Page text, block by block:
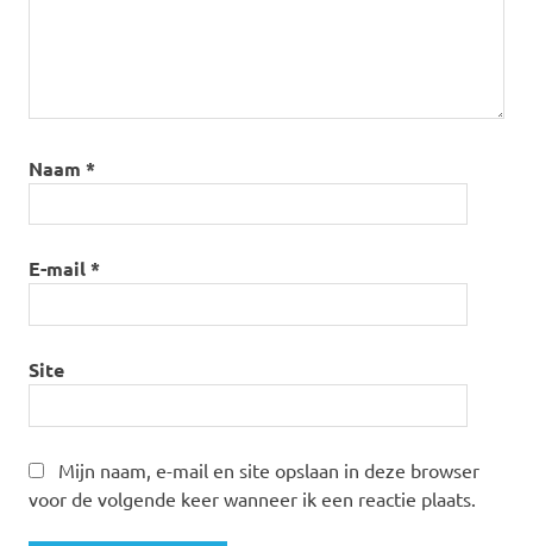
Naam *
E-mail*
Site
Mijn naam, e-mail en site opslaan in deze browser
voor de volgende keer wanneer ik een reactie plaats.